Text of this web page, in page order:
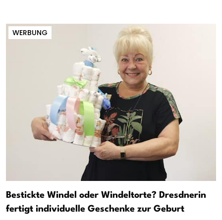
WERBUNG
Bestickte Windel oder Windeltorte? Dresdnerin
fertigt individuelle Geschenke zur Geburt